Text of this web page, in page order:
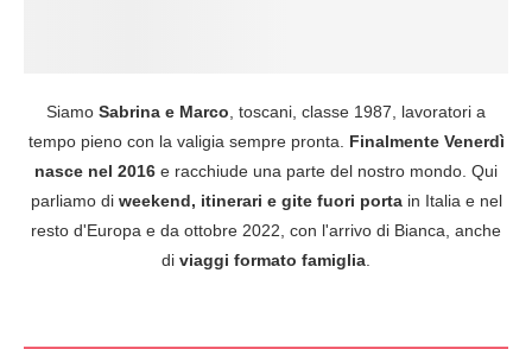
Siamo Sabrina e Marco, toscani, classe 1987, lavoratori a
tempo pieno con la valigia sempre pronta. Finalmente Venerdì
nasce nel 2016 e racchiude una parte del nostro mondo. Qui
parliamo di weekend, itinerari e gite fuori portain Italia e nel
resto d'Europa e da ottobre 2022, con l'arrivo di Bianca, anche
di viaggi formato famiglia.